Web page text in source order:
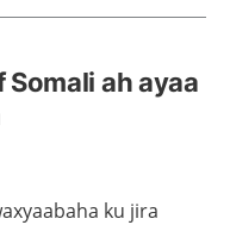
ah ayaa
ku jira